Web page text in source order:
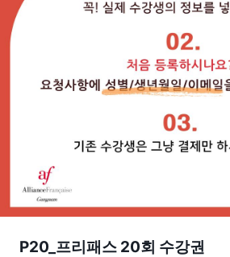
P20_프리패스 20회 수강권